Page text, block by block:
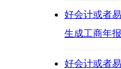
好会计或者
生成工商年
好会计或者